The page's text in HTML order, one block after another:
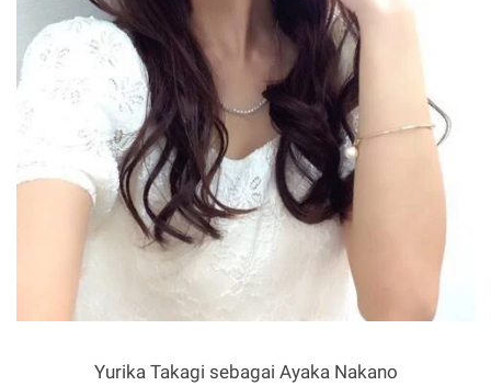
Yurika Takagi sebagai Ayaka Nakano